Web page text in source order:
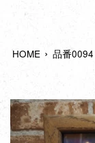
HOME › 品番